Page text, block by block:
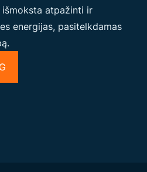
A
T
O
Ė
išmoksta atpažinti ir
energijas, pasitelkdamas
S